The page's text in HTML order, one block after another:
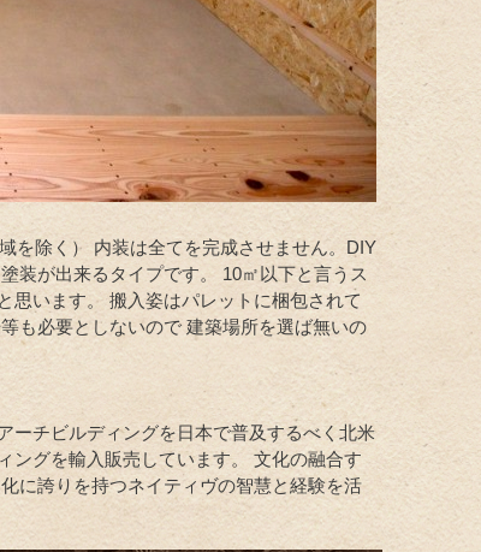
を除く） 内装は全てを完成させません。DIY
装が出来るタイプです。 10㎡以下と言うス
思います。 搬入姿はパレットに梱包されて
も必要としないので 建築場所を選ば無いの
チビルディングを日本で普及するべく北米
ングを輸入販売しています。 文化の融合す
に誇りを持つネイティヴの智慧と経験を活